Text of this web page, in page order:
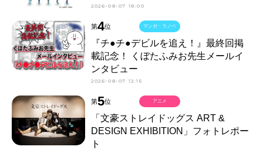
2026-08-07 18:00
第4位
『チ●チ●デビルを追え！』最終回掲
載記念！ くぼたふみお先生メールイ
ンタビュー
2026-08-07 12:15
マンガ・ラノベ
第5位
「文豪ストレイドッグス ART &
DESIGN EXHIBITION」フォトレポー
ト
アニメ